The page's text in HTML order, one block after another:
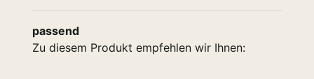
passend
Zu diesem Produkt empfehlen wir Ihnen: